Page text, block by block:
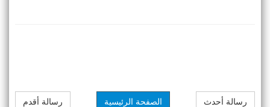
رسالة أحدث رسالة أقدم الصفحة الرئيسية